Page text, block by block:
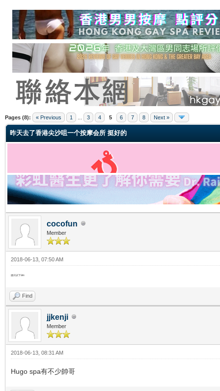
Pages (8): « Previous 1 3 4 5 6 7 8 Next »
昨天去了香港尖沙咀一个按摩会所 挺好的
cocofun
Member
2018-06-13, 07:50 AM
搵日試下SIN
Find
jjkenji
Member
2018-06-13, 08:31 AM
Hugo spa有不少帥哥